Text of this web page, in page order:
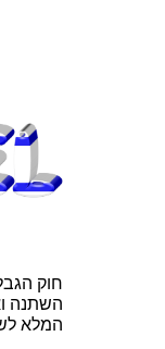
חוק
השתנה
המלא